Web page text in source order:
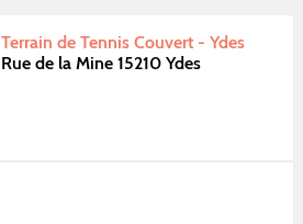
Terrain de Tennis Couvert - Ydes
Rue de la Mine 15210 Ydes